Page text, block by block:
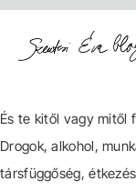
És te kitől vagy mitől
Drogok, alkohol,
társfüggőség,